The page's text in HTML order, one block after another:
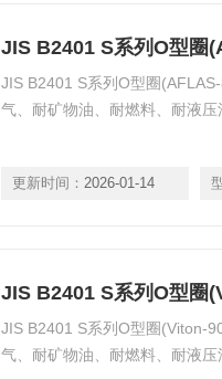
JIS B2401 S系列O型圈
JIS B2401 S系列O型圈
气、耐矿物油、耐燃料、耐液压
更新时间： 2026-01-14
JIS B2401 S系列O型圈
JIS B2401 S系列O型圈(Viton-
气、耐矿物油、耐燃料、耐液压